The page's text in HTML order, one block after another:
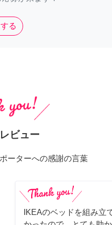
る
ビュー
ーターへの感謝の言葉
IKEAのベッドを組み立